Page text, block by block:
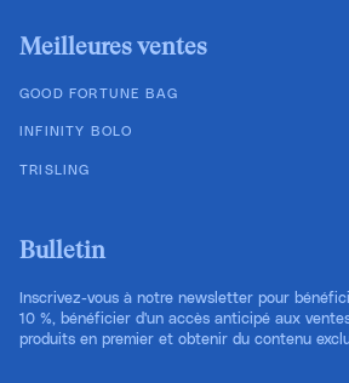
Meilleures ventes
GOOD FORTUNE BAG
INFINITY BOLO
TRISLING
Bulletin
Inscrivez-vous à notre newsletter pour
10 %, bénéficier d'un accès anticipé aux
produits en premier et obtenir du contenu